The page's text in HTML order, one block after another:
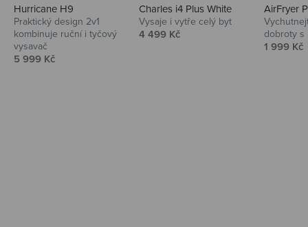
Hurricane H9
Praktický design 2v1
kombinuje ruční i tyčový
vysavač
Prodejní cena
5 999 Kč
Charles i4 Plus White
Vysaje i vytře celý byt
Prodejní cena
4 499 Kč
AirFryer
dobroty s
Prodejní
1 999 Kč
Audio
Niceboy sluchátka a repráky ti padnou
do noty.